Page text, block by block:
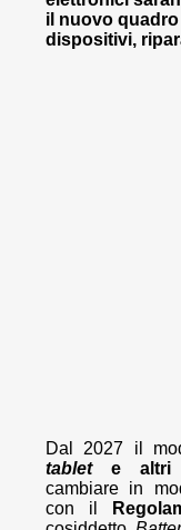
il nuovo
dispositivi,
Dal 2027 il
tablete altri
cambiare in
con il